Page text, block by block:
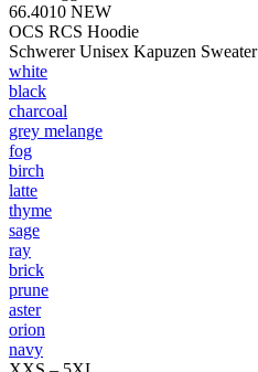
66.4010 NEW
OCS RCS Hoodie
Schwerer Unisex Kapuzen Sweater
white
black
charcoal
grey melange
fog
birch
latte
thyme
sage
ray
brick
prune
aster
orion
navy